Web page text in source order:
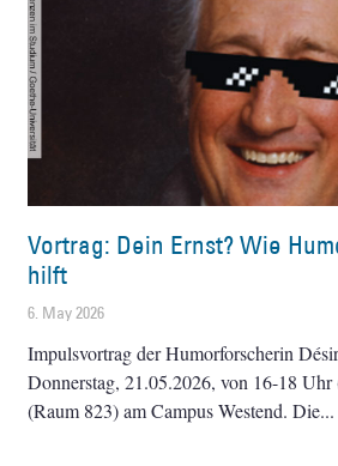
Vortrag: Dein Ernst? Wie
hilft
6. May 2026
Impulsvortrag der Humorforscherin
Donnerstag, 21.05.2026, von 16-18
(Raum 823) am Campus Westend. Die